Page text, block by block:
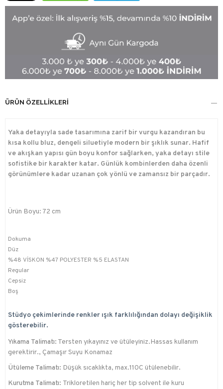
ÜRÜN ÖZELLIKLERI
Yaka detayıyla sade tasarımına zarif bir vurgu kazandıran bu
kısa kollu bluz, dengeli siluetiyle modern bir şıklık sunar. Hafif
ve akışkan yapısı gün boyu konfor sağlarken, yaka detayı stile
sofistike bir karakter katar. Günlük kombinlerden daha özenli
görünümlere kadar uzanan çok yönlü ve zamansız bir parçadır.
Ürün Boyu: 72 cm
Dokuma
Düz
%48 VİSKON %47 POLYESTER %5 ELASTAN
Regular
Cepsiz
Boş
Stüdyo çekimlerinde renkler ışık farklılığından dolayı değişiklik
gösterebilir.
Yıkama Talimatı: Tersten yıkayınız ve ütüleyiniz.Hassas kullanım
gerektirir., Çamaşır Suyu Konamaz
Ütüleme Talimatı: Düşük sıcaklıkta, max.110C ütülenebilir.
Kurutma Talimatı: Trikloretilen hariç her tip solvent ile kuru